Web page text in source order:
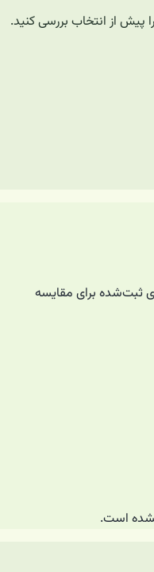
پیش از انتخاب بررسی کنید.
ثبت‌شده برای مقایسه
است.